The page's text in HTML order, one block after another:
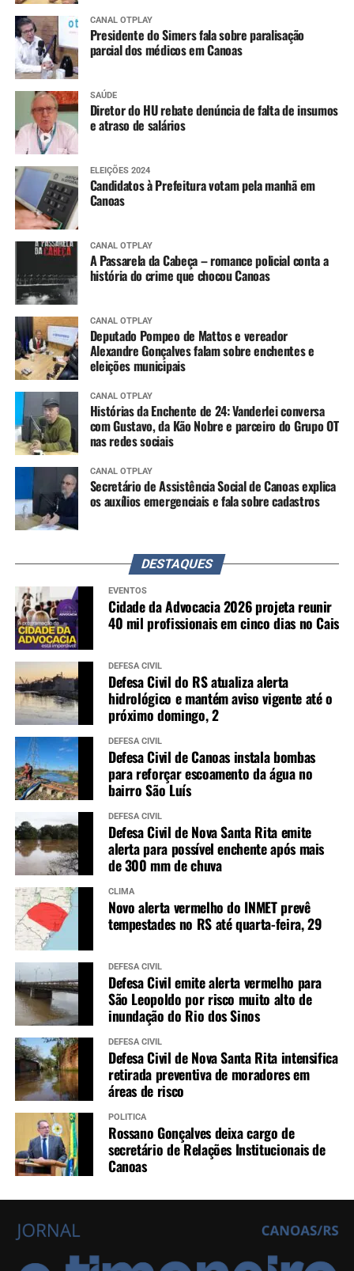
CANAL OTPLAY
Presidente do Simers fala sobre paralisação
parcial dos médicos em Canoas
SAÚDE
Diretor do HU rebate denúncia de falta de insumos
e atraso de salários
ELEIÇÕES 2024
Candidatos à Prefeitura votam pela manhã em
Canoas
CANAL OTPLAY
A Passarela da Cabeça – romance policial conta a
história do crime que chocou Canoas
CANAL OTPLAY
Deputado Pompeo de Mattos e vereador
Alexandre Gonçalves falam sobre enchentes e
eleições municipais
CANAL OTPLAY
Histórias da Enchente de 24: Vanderlei conversa
com Gustavo, da Kão Nobre e parceiro do Grupo OT
nas redes sociais
CANAL OTPLAY
Secretário de Assistência Social de Canoas explica
os auxílios emergenciais e fala sobre cadastros
DESTAQUES
EVENTOS
Cidade da Advocacia 2026 projeta reunir
40 mil profissionais em cinco dias no Cais
DEFESA CIVIL
Defesa Civil do RS atualiza alerta
hidrológico e mantém aviso vigente até o
próximo domingo, 2
DEFESA CIVIL
Defesa Civil de Canoas instala bombas
para reforçar escoamento da água no
bairro São Luís
DEFESA CIVIL
Defesa Civil de Nova Santa Rita emite
alerta para possível enchente após mais
de 300 mm de chuva
CLIMA
Novo alerta vermelho do INMET prevê
tempestades no RS até quarta-feira, 29
DEFESA CIVIL
Defesa Civil emite alerta vermelho para
São Leopoldo por risco muito alto de
inundação do Rio dos Sinos
DEFESA CIVIL
Defesa Civil de Nova Santa Rita intensifica
retirada preventiva de moradores em
áreas de risco
POLÍTICA
Rossano Gonçalves deixa cargo de
secretário de Relações Institucionais de
Canoas